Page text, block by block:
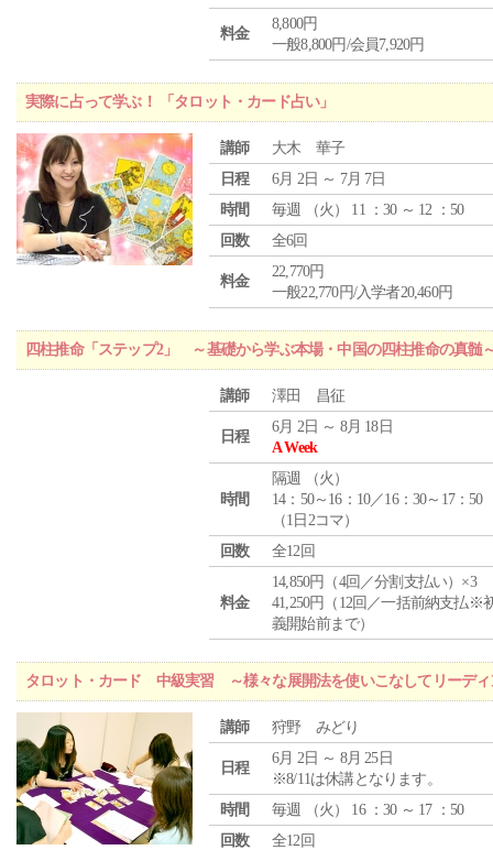
料金
8,800円
一般8,800円/会員7,920円
実際に占って学ぶ！ 「タロット・カード占い」
講師
大木 華子
日程
6月 2日 ～ 7月 7日
時間
毎週 （火 ） 11 ：30 ～ 12 ：50
回数
全6回
料金
22,770円
一般22,770円/入学者20,460円
四柱推命「ステップ2」 ～基礎から学ぶ本場・中国の四柱推命の真髄
講師 澤田 昌征
日程
6月 2日 ～ 8月 18日
A Week
時間
隔週 （火 ）
14：50～16：10／16：30～17：50
（1日2コマ）
回数
全12回
料金
14,850円（4回／分割支払い）×3
41,250円（12回／一括前納支払※
義開始前まで）
タロット・カード 中級実習 ～様々な展開法を使いこなしてリーディ
講師 狩野 みどり
日程
6月 2日 ～ 8月 25日
※8/11は休講となります。
時間
毎週 （火 ） 16 ：30 ～ 17 ：50
回数
全12回